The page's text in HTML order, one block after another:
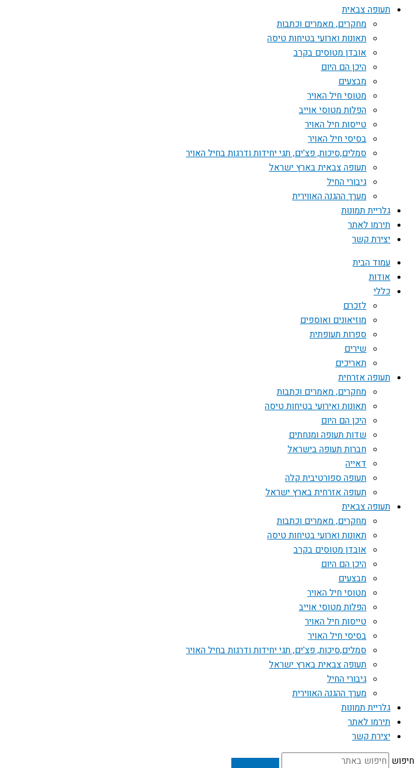
תעופה צבאית
מחקרים, מאמרים וכתבות
תאונות וארועי בטיחות טיסה
אובדן מטוסים בקרב
היכן הם היום
מבצעים
מטוסי חיל האויר
הפלות מטוסי אוייב
טייסות חיל האויר
בסיסי חיל האויר
סמלים,סיכות, פצ'ים, תגי יחידות ודרגות בחיל האויר
תעופה צבאית בארץ ישראל
גיבורי החיל
מערך ההגנה האווירית
גלריית תמונות
תירמו לאתר
יצירת קשר
עמוד הבית
אודות
כללי
לזכרם
מוזיאונים ואוספים
ספרות תעופתית
שירים
תאריכים
תעופה אזרחית
מחקרים, מאמרים וכתבות
תאונות ואירועי בטיחות טיסה
היכן הם היום
שדות תעופה ומנחתים
חברות תעופה בישראל
דאייה
תעופה ספורטיבית קלה
תעופה אזרחית בארץ ישראל
תעופה צבאית
מחקרים, מאמרים וכתבות
תאונות וארועי בטיחות טיסה
אובדן מטוסים בקרב
היכן הם היום
מבצעים
מטוסי חיל האויר
הפלות מטוסי אוייב
טייסות חיל האויר
בסיסי חיל האויר
סמלים,סיכות, פצ'ים, תגי יחידות ודרגות בחיל האויר
תעופה צבאית בארץ ישראל
גיבורי החיל
מערך ההגנה האווירית
גלריית תמונות
תירמו לאתר
יצירת קשר
חיפוש